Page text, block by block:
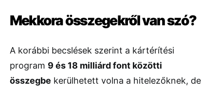
Mekkora összegekről van szó?
A korábbi becslések szerint a kártérítési
program 9 és 18 milliárd font közötti
összegbe kerülhetett volna a hitelezőknek, de